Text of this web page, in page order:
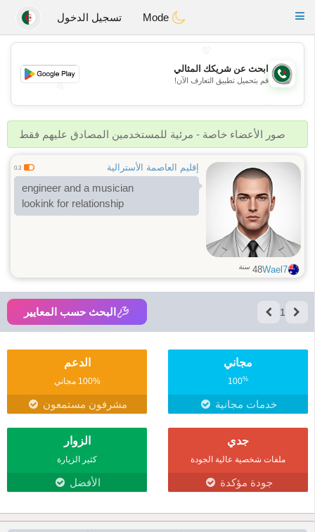
Weshrak
Toggle
تسجيل الدخول
💖
💕
💕
ابحث عن شريكك المثالي
قم بتحميل تطبيق التعارف الآن!
صور الأعضاء خاصة - مرئية للمستخدمين المصادق عليهم فقط
إقليم العاصمة الأسترالية 0.3
engineer and a musician
lookink for relationship
Wael7
48 سنة
1 البحث حسب المعايير
مجاني
100%
خدمات مجانية
الدعم
100% مجاني
مشرفون مستمعون
جدي
ملفات شخصية عالية الجودة
جودة مؤكدة
الزوار
كثير الزيارة
الأفضل